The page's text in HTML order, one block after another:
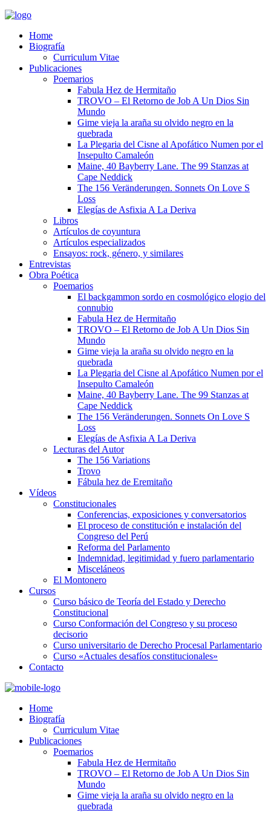
Home
Biografía
Curriculum Vitae​
Publicaciones
Poemarios
Fabula Hez de Hermitaño
TROVO – El Retorno de Job A Un Dios Sin
Mundo
Gime vieja la araña su olvido negro en la
quebrada
La Plegaria del Cisne al Apofático Numen por el
Insepulto Camaleón
Maine, 40 Bayberry Lane. The 99 Stanzas at
Cape Neddick
The 156 Veränderungen. Sonnets On Love S
Loss
Elegías de Asfixia A La Deriva
Libros
Artículos de coyuntura
Artículos especializados
Ensayos: rock, género, y similares
Entrevistas
Obra Poética
Poemarios
El backgammon sordo en cosmológico elogio del
connubio
Fabula Hez de Hermitaño
TROVO – El Retorno de Job A Un Dios Sin
Mundo
Gime vieja la araña su olvido negro en la
quebrada
La Plegaria del Cisne al Apofático Numen por el
Insepulto Camaleón
Maine, 40 Bayberry Lane. The 99 Stanzas at
Cape Neddick
The 156 Veränderungen. Sonnets On Love S
Loss
Elegías de Asfixia A La Deriva
Lecturas del Autor
The 156 Variations
Trovo
Fábula hez de Eremitaño
Vídeos
Constitucionales
Conferencias, exposiciones y conversatorios
El proceso de constitución e instalación del
Congreso del Perú
Reforma del Parlamento
Indemnidad, legitimidad y fuero parlamentario
Misceláneos
El Montonero
Cursos
Curso básico de Teoría del Estado y Derecho
Constitucional
Curso Conformación del Congreso y su proceso
decisorio
Curso universitario de Derecho Procesal Parlamentario
Curso «Actuales desafíos constitucionales»
Contacto
Home
Biografía
Curriculum Vitae​
Publicaciones
Poemarios
Fabula Hez de Hermitaño
TROVO – El Retorno de Job A Un Dios Sin
Mundo
Gime vieja la araña su olvido negro en la
quebrada